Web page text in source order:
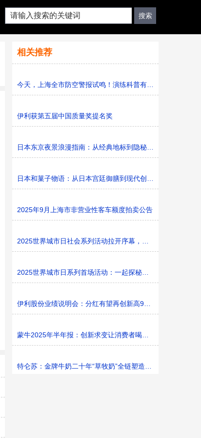
相关推荐
今天，上海全市防空警报试鸣！演练科普有序进行，人防意
伊利获第五届中国质量奖提名奖
日本东京夜景浪漫指南：从经典地标到隐秘胜地
日本和菓子物语：从日本宫廷御膳到现代创新的甜蜜传承
2025年9月上海市非营业性客车额度拍卖公告
2025世界城市日社会系列活动拉开序幕，探寻社区花园里的
2025世界城市日系列首场活动：一起探秘家门口的“魔法花园”
伊利股份业绩说明会：分红有望再创新高9%利润率目标不变
蒙牛2025年半年报：创新求变让消费者喝上奶、喝好奶、喝
特仑苏：金牌牛奶二十年“草牧奶”全链塑造有机新矩阵